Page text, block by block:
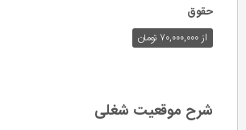
حقوق
از ۷۰,۰۰۰,۰۰۰ تومان
شرح موقعیت شغلی